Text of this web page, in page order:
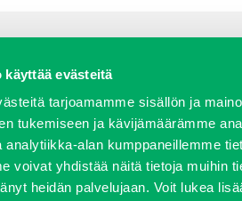
käyttää evästeitä
tarjoamamme sisällön ja
tukemiseen ja kävijämäärämme
analytiikka-alan kumppaneillemme
voivat yhdistää näitä tietoja muihin
heidän palvelujaan. Voit lukea
Huolto ja varaosat
| puh 0207 458 600 | fax 0207 458